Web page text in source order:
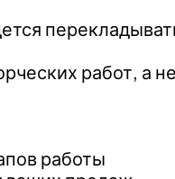
работ, а
работы